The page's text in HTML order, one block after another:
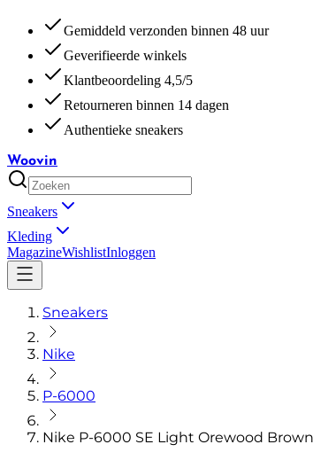
Gemiddeld verzonden binnen 48 uur
Geverifieerde winkels
Klantbeoordeling 4,5/5
Retourneren binnen 14 dagen
Authentieke sneakers
Woovin
Sneakers
Kleding
MagazineWishlistInloggen
Sneakers
Nike
P-6000
Nike P-6000 SE Light Orewood Brown